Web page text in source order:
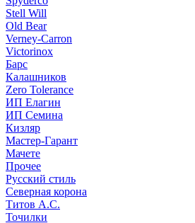
Stell Will
Old Bear
Verney-Carron
Victorinox
Барс
Калашников
Zero Tolerance
ИП Елагин
ИП Семина
Кизляр
Мастер-Гарант
Мачете
Прочее
Русский стиль
Северная корона
Титов А.С.
Точилки